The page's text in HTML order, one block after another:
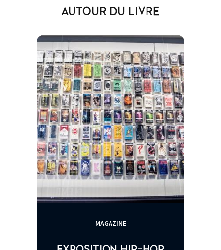
AUTOUR DU LIVRE
MAGAZINE